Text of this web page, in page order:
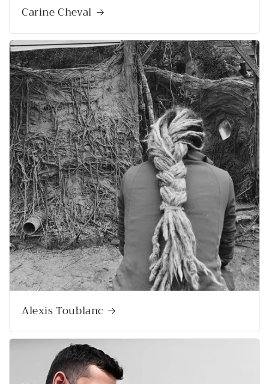
Carine Cheval
Alexis Toublanc